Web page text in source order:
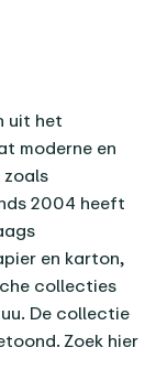
uit het
moderne en
zoals
2004 heeft
en karton,
collecties
De collectie
Zoek hier